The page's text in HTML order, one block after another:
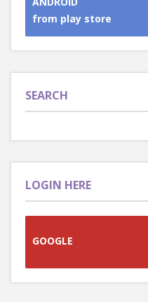
from play store
SEARCH
LOGIN HERE
GOOGLE